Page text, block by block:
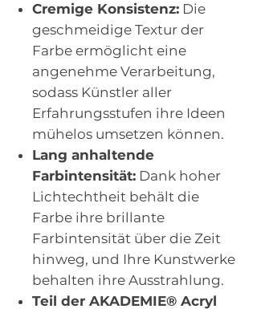
Cremige Konsistenz: Die
geschmeidige Textur der
Farbe ermöglicht eine
angenehme Verarbeitung,
sodass Künstler aller
Erfahrungsstufen ihre Ideen
mühelos umsetzen können.
Lang anhaltende
Farbintensität: Dank hoher
Lichtechtheit behält die
Farbe ihre brillante
Farbintensität über die Zeit
hinweg, und Ihre Kunstwerke
behalten ihre Ausstrahlung.
Teil der AKADEMIE® Acryl